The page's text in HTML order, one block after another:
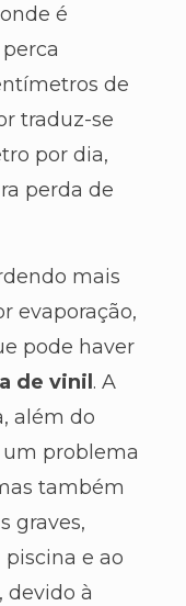
é
de
traduz-se
por dia,
perda de
mais
evaporação,
pode haver
de vinil . A
além do
problema
também
graves,
e ao
devido à